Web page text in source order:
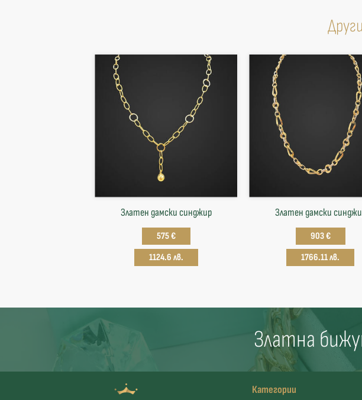
Златен дамски синджир
575 €
1124.6 лв.
Златен дамски
903 €
1766.11 лв.
Златна
Категории